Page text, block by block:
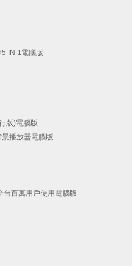
5 IN 1電腦版
版)電腦版
播放器電腦版
台百萬用戶使用電腦版